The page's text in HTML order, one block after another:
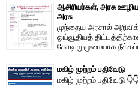
ஆசிரியர்கள், அரசு
அரசு
முந்தைய அரசால்
ஓய்வூதியத்
கோடி முழுமையாக
மகிழ் முற்றம் பதிவேடு
மகிழ் முற்றம் பதிவேடு